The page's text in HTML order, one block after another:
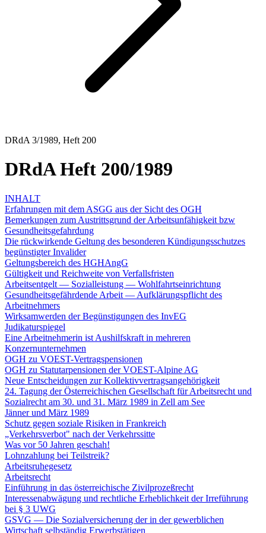
DRdA 3/1989, Heft 200
DRdA Heft 200/1989
INHALT
Erfahrungen mit dem ASGG aus der Sicht des OGH
Bemerkungen zum Austrittsgrund der Arbeitsunfähigkeit bzw
Gesundheitsgefahrdung
Die rückwirkende Geltung des besonderen Kündigungsschutzes
begünstigter Invalider
Geltungsbereich des HGHAngG
Gültigkeit und Reichweite von Verfallsfristen
Arbeitsentgelt — Sozialleistung — Wohlfahrtseinrichtung
Gesundheitsgefährdende Arbeit — Aufklärungspflicht des
Arbeitnehmers
Wirksamwerden der Begünstigungen des InvEG
Judikaturspiegel
Eine Arbeitnehmerin ist Aushilfskraft in mehreren
Konzernunternehmen
OGH zu VOEST-Vertragspensionen
OGH zu Statutarpensionen der VOEST-Alpine AG
Neue Entscheidungen zur Kollektivvertragsangehörigkeit
24. Tagung der Österreichischen Gesellschaft für Arbeitsrecht und
Sozialrecht am 30. und 31. März 1989 in Zell am See
Jänner und März 1989
Schutz gegen soziale Risiken in Frankreich
„Verkehrsverbot" nach der Verkehrssitte
Was vor 50 Jahren geschah!
Lohnzahlung bei Teilstreik?
Arbeitsruhegesetz
Arbeitsrecht
Einführung in das österreichische Zivilprozeßrecht
Interessenabwägung und rechtliche Erheblichkeit der Irreführung
bei § 3 UWG
GSVG — Die Sozialversicherung der in der gewerblichen
Wirtschaft selbständig Erwerbstätigen